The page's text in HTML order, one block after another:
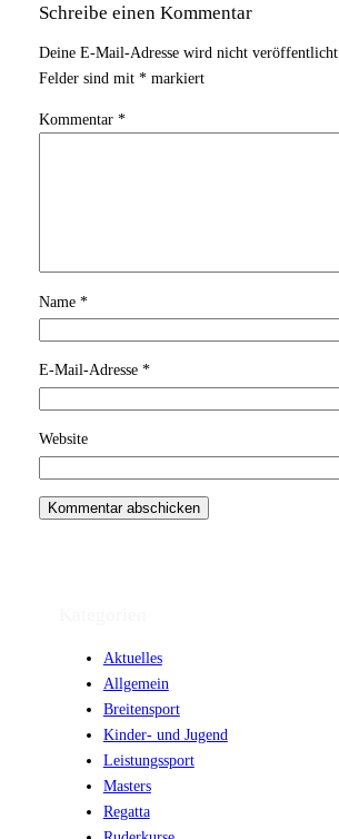
Schreibe einen Kommentar
Deine E-Mail-Adresse wird nicht veröffentlicht.
Felder sind mit *markiert
Kommentar *
Name *
E-Mail-Adresse *
Website
Aktuelles
Allgemein
Breitensport
Kinder- und Jugend
Leistungssport
Masters
Regatta